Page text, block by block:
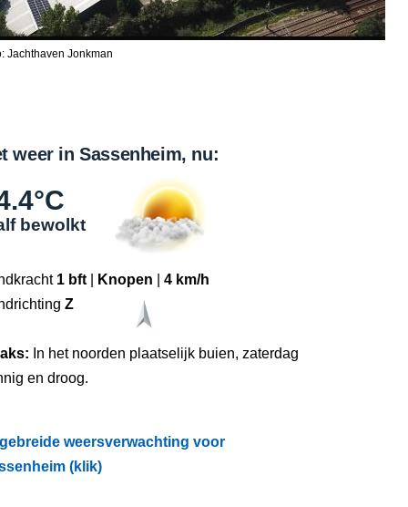
Jachthaven Jonkman
weer in Sassenheim, nu:
bewolkt
1 bft Knopen
4 km/h
Z
In het noorden plaatselijk buien, zaterdag
en droog.
weersverwachting voor
(klik)